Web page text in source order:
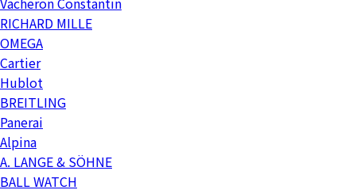
RICHARD MILLE
OMEGA
Cartier
Hublot
BREITLING
Panerai
Alpina
A. LANGE & SÖHNE
BALL WATCH